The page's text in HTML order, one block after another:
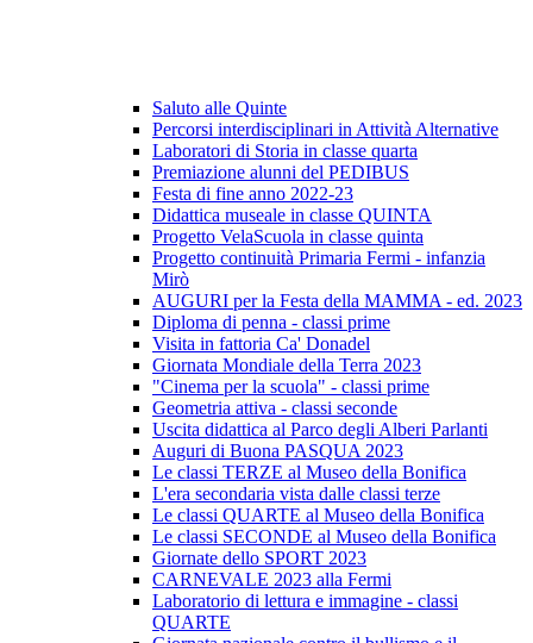
Saluto alle Quinte
Percorsi interdisciplinari in Attività Alternative
Laboratori di Storia in classe quarta
Premiazione alunni del PEDIBUS
Festa di fine anno 2022-23
Didattica museale in classe QUINTA
Progetto VelaScuola in classe quinta
Progetto continuità Primaria Fermi - infanzia
Mirò
AUGURI per la Festa della MAMMA - ed. 2023
Diploma di penna - classi prime
Visita in fattoria Ca' Donadel
Giornata Mondiale della Terra 2023
"Cinema per la scuola" - classi prime
Geometria attiva - classi seconde
Uscita didattica al Parco degli Alberi Parlanti
Auguri di Buona PASQUA 2023
Le classi TERZE al Museo della Bonifica
L'era secondaria vista dalle classi terze
Le classi QUARTE al Museo della Bonifica
Le classi SECONDE al Museo della Bonifica
Giornate dello SPORT 2023
CARNEVALE 2023 alla Fermi
Laboratorio di lettura e immagine - classi
QUARTE